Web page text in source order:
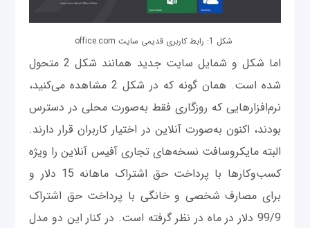
شکل 1: رابط کاربری قدیمی سایت office.com
اما شکل و شمایل سایت جدید همانند شکل 2 متحول
شده است. همان ‌گونه که در شکل 2 مشاهده می‌کنید،
نرم‌افزارهایی که روزگاری فقط به‌صورت محلی در دسترس
بودند، اکنون به‌صورت آنلاین در اختیار کاربران قرار دارند.
البته مایکروسافت نسخه‌های تجاری آفیس آنلاین را ویژه
کسب‌وکارها با پرداخت حق اشتراک ماهانه 15 دلار و
برای مصارف شخصی و خانگی با پرداخت حق اشتراک
99/9 دلار در ماه در نظر گرفته است. در کنار این دو مدل